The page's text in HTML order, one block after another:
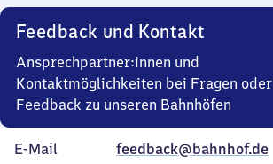
Uhr
Feedback und Kontakt
Ansprechpartner:innen und
Kontaktmöglichkeiten bei Fragen oder
Feedback zu unseren Bahnhöfen
E-Mail
feedback@bahnhof.de